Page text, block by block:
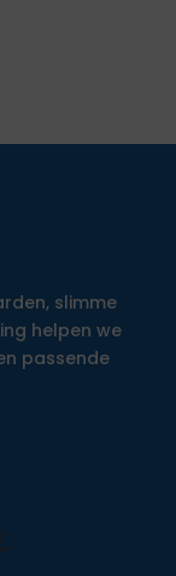
slimme
helpen we
passende